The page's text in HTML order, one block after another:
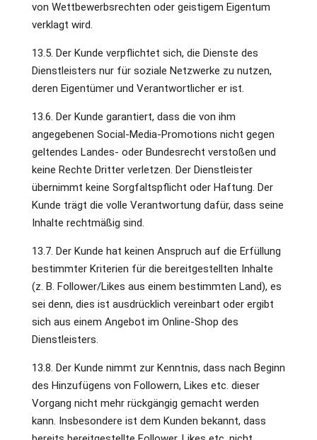
von Wettbewerbsrechten oder geistigem Eigentum
verklagt wird.
13.5. Der Kunde verpflichtet sich, die Dienste des
Dienstleisters nur für soziale Netzwerke zu nutzen,
deren Eigentümer und Verantwortlicher er ist.
13.6. Der Kunde garantiert, dass die von ihm
angegebenen Social-Media-Promotions nicht gegen
geltendes Landes- oder Bundesrecht verstoßen und
keine Rechte Dritter verletzen. Der Dienstleister
übernimmt keine Sorgfaltspflicht oder Haftung. Der
Kunde trägt die volle Verantwortung dafür, dass seine
Inhalte rechtmäßig sind.
13.7. Der Kunde hat keinen Anspruch auf die Erfüllung
bestimmter Kriterien für die bereitgestellten Inhalte
(z. B. Follower/Likes aus einem bestimmten Land), es
sei denn, dies ist ausdrücklich vereinbart oder ergibt
sich aus einem Angebot im Online-Shop des
Dienstleisters.
13.8. Der Kunde nimmt zur Kenntnis, dass nach Beginn
des Hinzufügens von Followern, Likes etc. dieser
Vorgang nicht mehr rückgängig gemacht werden
kann. Insbesondere ist dem Kunden bekannt, dass